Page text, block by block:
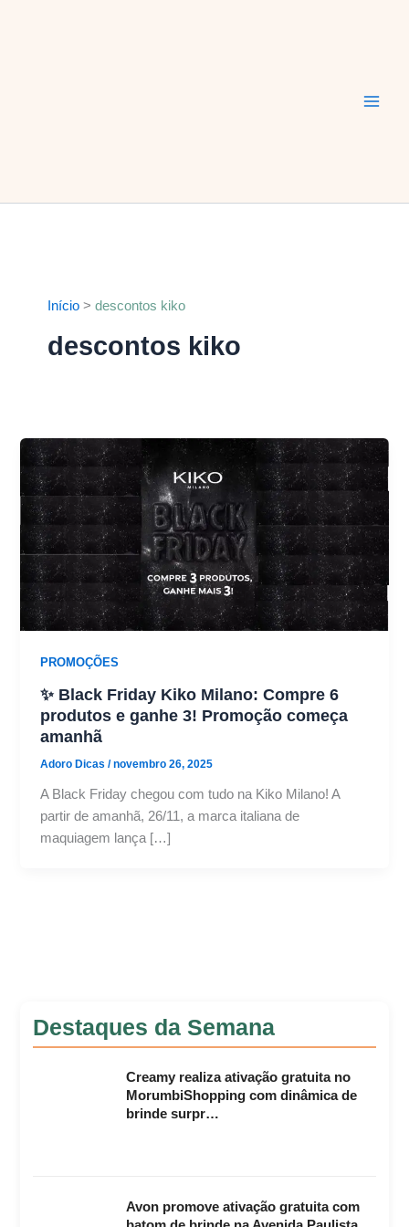
Início descontos kiko
descontos kiko
PROMOÇÕES
✨ Black Friday Kiko Milano: Compre 6
produtos e ganhe 3! Promoção começa
amanhã
Adoro Dicas/novembro 26, 2025
A Black Friday chegou com tudo na Kiko Milano! A
partir de amanhã, 26/11, a marca italiana de
maquiagem lança […]
Destaques da Semana
Creamy realiza ativação gratuita no
MorumbiShopping com dinâmica de
brinde surpr…
Avon promove ativação gratuita com